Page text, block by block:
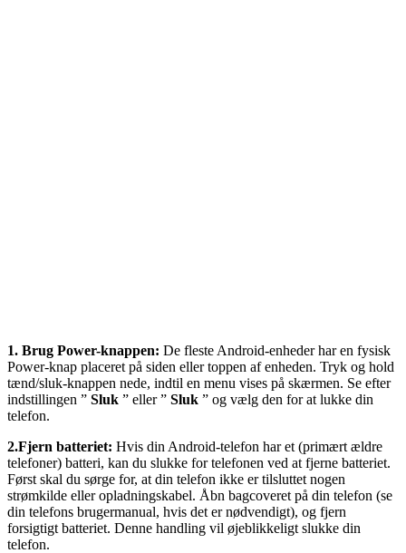
1. Brug Power-knappen: De fleste Android-enheder har en fysisk
Power-knap placeret på siden eller toppen af ​​enheden. Tryk og hold
tænd/sluk-knappen nede, indtil en menu vises på skærmen. Se efter
indstillingen ” Sluk ” eller ” Sluk ” og vælg den for at lukke din
telefon.
2.Fjern batteriet: Hvis din Android-telefon har et (primært ældre
telefoner) batteri, kan du slukke for telefonen ved at fjerne batteriet.
Først skal du sørge for, at din telefon ikke er tilsluttet nogen
strømkilde eller opladningskabel. Åbn bagcoveret på din telefon (se
din telefons brugermanual, hvis det er nødvendigt), og fjern
forsigtigt batteriet. Denne handling vil øjeblikkeligt slukke din
telefon.